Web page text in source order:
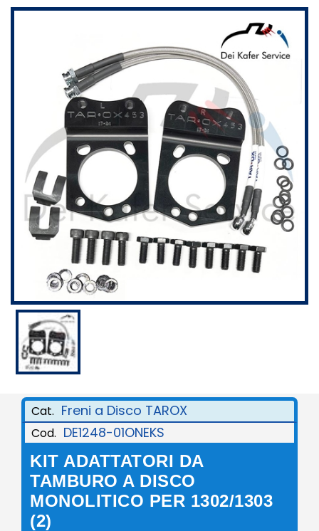
Cat. Freni a Disco TAROX
Cod. DE1248-01ONEKS
KIT ADATTATORI DA
TAMBURO A DISCO
MONOLITICO PER 1302/1303
(2)